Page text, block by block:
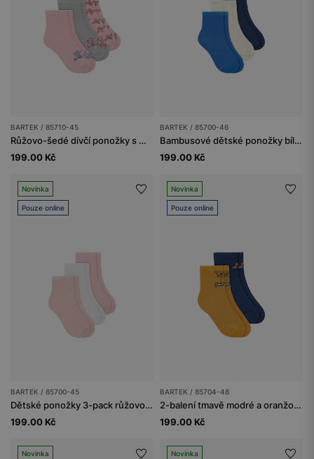
BARTEK / 85710-45
Růžovo-šedé dívčí ponožky s motýlky 3-pack BARTEK 85710-45
199.00 Kč
BARTEK / 85700-46
Bambusové dětské ponožky bílo-modro-tmavě modré 3-pack BARTEK 85700-46
199.00 Kč
Novinka
Pouze online
BARTEK / 85700-45
Dětské ponožky 3-pack růžovo-bílé BARTEK 85700-45
199.00 Kč
Novinka
Pouze online
BARTEK / 85704-48
2-balení tmavě modré a oranžové chlapecké ponožky s motivem hmyzu BARTEK 85704-48
199.00 Kč
Novinka Novinka